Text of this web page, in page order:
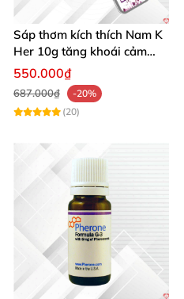
Sáp thơm kích thích Nam K
Her 10g tăng khoái cảm
phái mạnh
550.000₫
687.000₫
-20%
(20)